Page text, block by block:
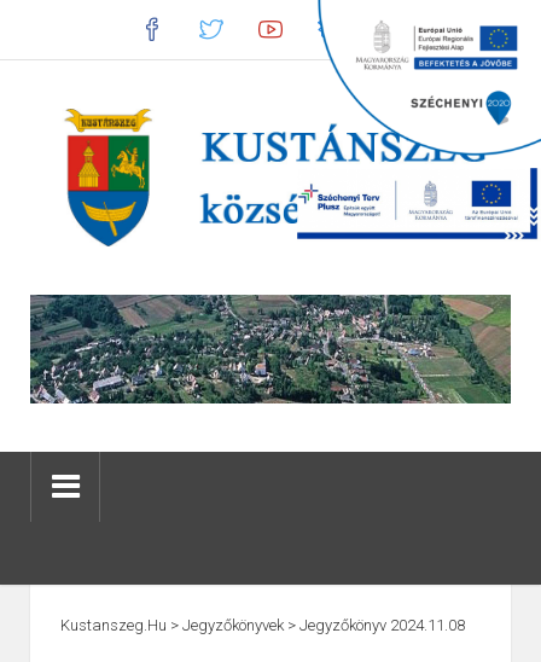
Kustanszeg.hu > Jegyzőkönyvek > Jegyzőkönyv 2024.11.08